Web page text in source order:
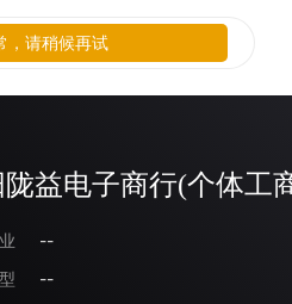
益电子商行(个体工
--
--
，请稍候再试